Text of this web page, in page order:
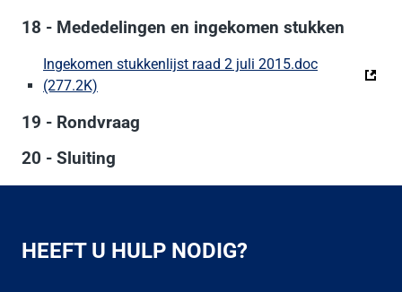
18 - Mededelingen en ingekomen stukken
Ingekomen stukkenlijst raad 2 juli 2015.doc
(277.2K)
19 - Rondvraag
20 - Sluiting
HEEFT U HULP NODIG?